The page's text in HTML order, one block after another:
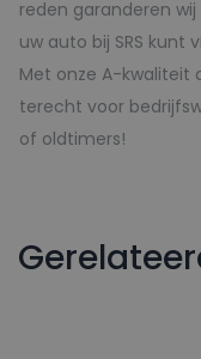
reden garanderen
uw auto bij SRS kunt
Met onze A-kwaliteit
terecht voor
of oldtimers!